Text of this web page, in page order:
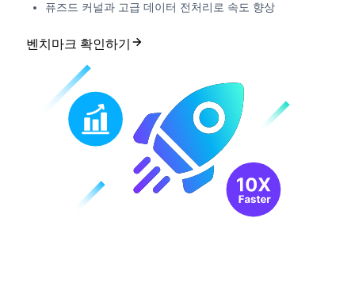
퓨즈드 커널과 고급 데이터 전처리로 속도 향상
벤치마크 확인하기